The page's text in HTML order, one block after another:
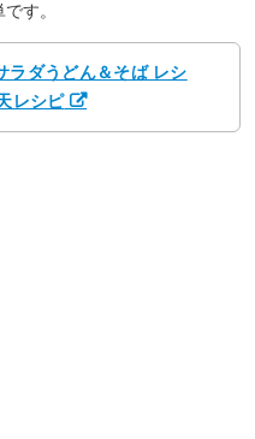
す。
ラダうどん＆そば レシ
レシピ